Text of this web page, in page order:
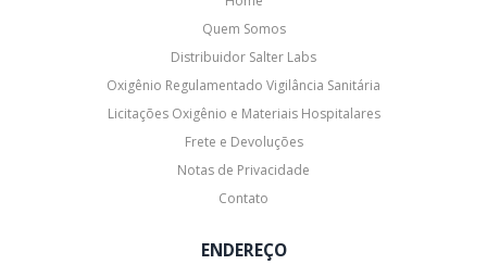
Quem Somos
Distribuidor Salter Labs
Oxigênio Regulamentado Vigilância Sanitária
Licitações Oxigênio e Materiais Hospitalares
Frete e Devoluções
Notas de Privacidade
Contato
ENDEREÇO